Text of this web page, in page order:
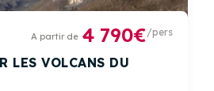
A partir de 4 790€/pers
LES VOLCANS DU